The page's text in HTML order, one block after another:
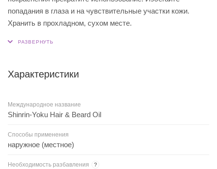
попадания в глаза и на чувствительные участки кожи.
Хранить в прохладном, сухом месте.
Характеристики
Международное название
Shinrin-Yoku Hair & Beard Oil
Способы применения
наружное (местное)
Необходимость разбавления ?